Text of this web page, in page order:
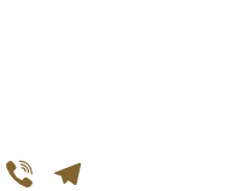
WhatsApp
Viber